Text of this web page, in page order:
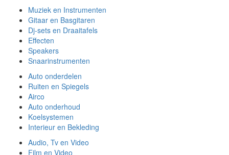
Muziek en Instrumenten
Gitaar en Basgitaren
Dj-sets en Draaitafels
Effecten
Speakers
Snaarinstrumenten
Auto onderdelen
Ruiten en Spiegels
Airco
Auto onderhoud
Koelsystemen
Interieur en Bekleding
Audio, Tv en Video
Film en Video